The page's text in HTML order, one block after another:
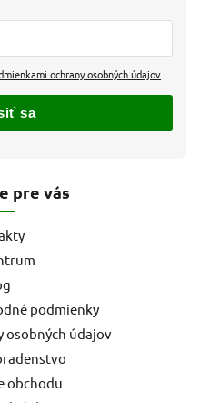
pre vás
podmienky
osobných údajov
obchodu
ochrany osobných údajov
sa